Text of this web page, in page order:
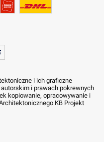
i ich graficzne
i prawach pokrewnych
kopiowanie, opracowywanie i
KB Projekt